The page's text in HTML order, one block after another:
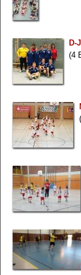
D-
(4